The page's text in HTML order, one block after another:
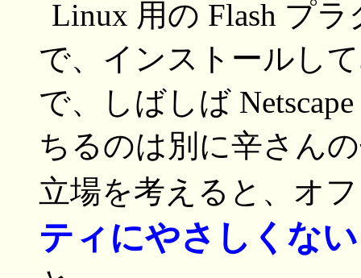
Linux 用の Flash プ
で、インストールし
で、しばしば
ちるのは別に辛さん
立場を考えると、オ
ティにやさしくない